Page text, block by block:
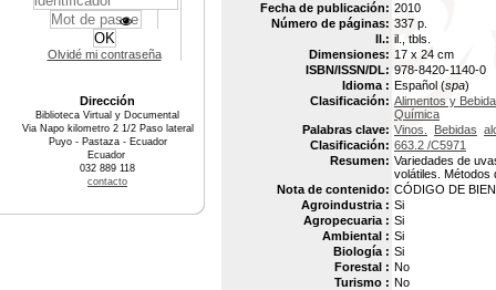
Fecha de publicación: 2010
Número de páginas: 337 p.
Il.: il., tbls.
Dimensiones: 17 x 24 cm
ISBN/ISSN/DL: 978-8420-1140-0
Idioma : Español (spa)
Clasificación: Alimentos y
Química
Palabras clave: Vinos. Bebidas
Clasificación: 663.2 /C5971
Resumen: Variedades de
volátiles. Métodos
Nota de contenido: CÓDIGO DE
Agroindustria : Si
Agropecuaria : Si
Ambiental : Si
Biología : Si
Forestal : No
Turismo : No
Olvidé mi contraseña
Dirección
Biblioteca Virtual y Documental
Via Napo kilometro 2 1/2 Paso lateral
Puyo - Pastaza - Ecuador
Ecuador
032 889 118
contacto